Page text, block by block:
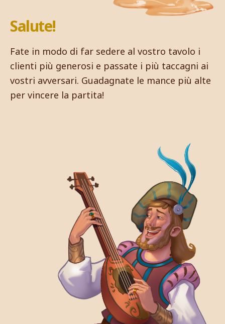
Salute!
Fate in modo di far sedere al vostro tavolo i
clienti più generosi e passate i più taccagni ai
vostri avversari. Guadagnate le mance più alte
per vincere la partita!